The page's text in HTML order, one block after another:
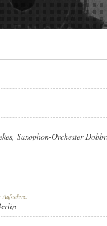
, Saxophon-Orchester
Aufnahme: